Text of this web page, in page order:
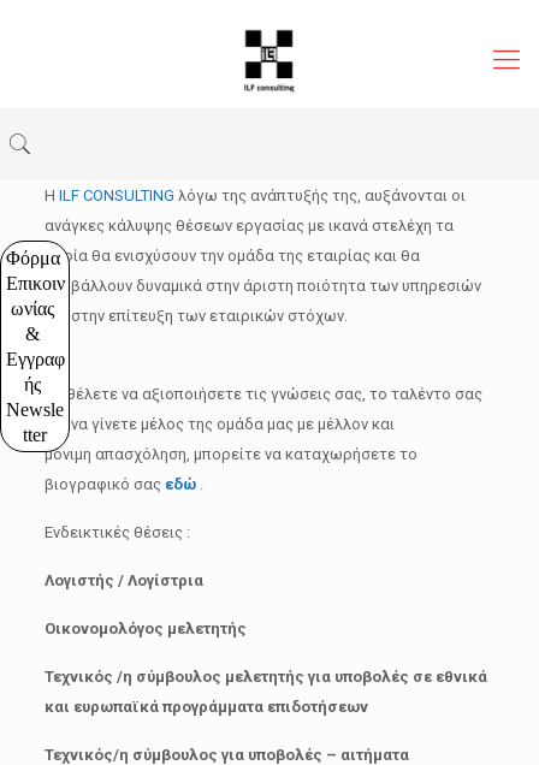
Φόρμα
Επικοιν
ωνίας
&
Εγγραφ
ής
Newsle
tter
Η ILF CONSULTING λόγω της ανάπτυξής της, αυξάνονται οι
ανάγκες κάλυψης θέσεων εργασίας με ικανά στελέχη τα
οποία θα ενισχύσουν την ομάδα της εταιρίας και θα
συμβάλλουν δυναμικά στην άριστη ποιότητα των υπηρεσιών
και στην επίτευξη των εταιρικών στόχων.
Αν θέλετε να αξιοποιήσετε τις γνώσεις σας, το ταλέντο σας
και να γίνετε μέλος της ομάδα μας με μέλλον και
μόνιμη απασχόληση, μπορείτε να καταχωρήσετε το
βιογραφικό σας εδώ .
Ενδεικτικές θέσεις :
Λογιστής / Λογίστρια
Οικονομολόγος μελετητής
Τεχνικός /η σύμβουλος μελετητής για υποβολές σε εθνικά
και ευρωπαϊκά προγράμματα επιδοτήσεων
Τεχνικός/η σύμβουλος για υποβολές – αιτήματα